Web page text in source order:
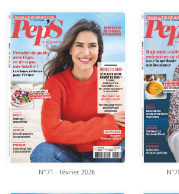
N°71 - février 2026